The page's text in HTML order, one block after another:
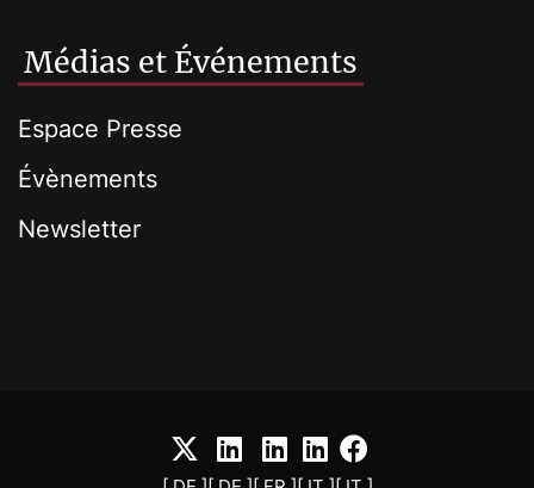
Médias et Événements
Espace Presse
Évènements
Newsletter